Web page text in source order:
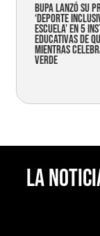
Bupa lanzó su
‘Deporte
Escuela’ en 5
educativas de
mientras
verde
La